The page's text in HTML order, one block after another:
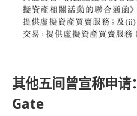
其他五间曾宣称申
Gate